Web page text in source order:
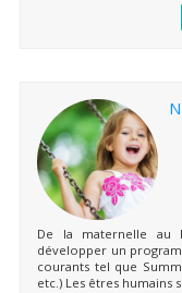
De la maternelle au
développer un
courants tel que
etc.) Les êtres humains